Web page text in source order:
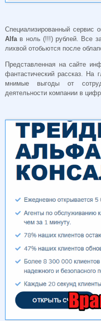
Специализированный сервис
Alfaв ноль (!!!) рублей. Все
лихвой отобьются после
Представленная на сайте
фантастический рассказ. На
мнимые выгоды от
деятельности компании в